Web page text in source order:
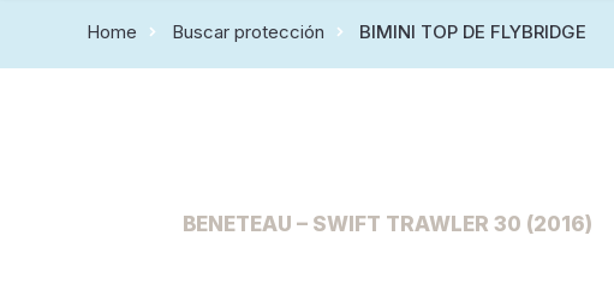
Home Buscar protección BIMINI TOP DE FLYBRIDGE
BENETEAU – SWIFT TRAWLER 30 (2016)